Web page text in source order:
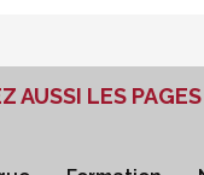
AUSSI LES